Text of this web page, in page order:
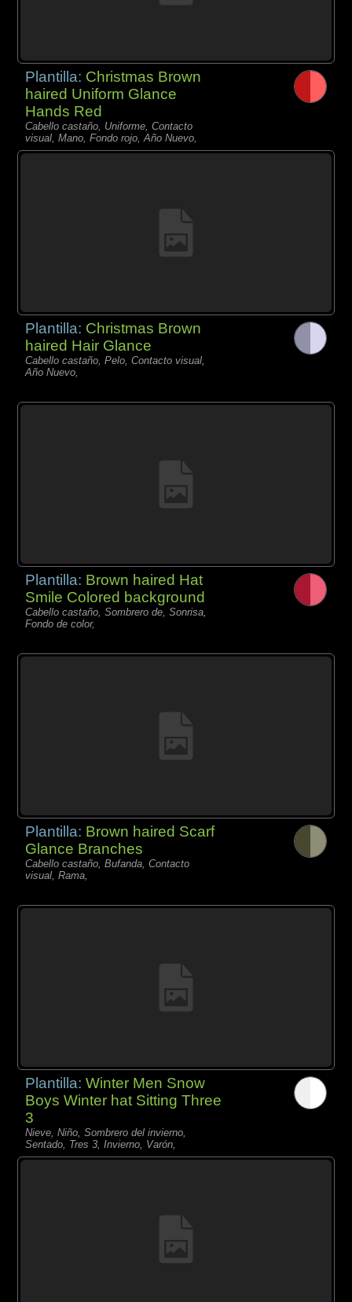
Plantilla: Christmas Brown
haired Uniform Glance
Hands Red
Cabello castaño, Uniforme, Contacto
visual, Mano, Fondo rojo, Año Nuevo,
Plantilla: Christmas Brown
haired Hair Glance
Cabello castaño, Pelo, Contacto visual,
Año Nuevo,
Plantilla: Brown haired Hat
Smile Colored background
Cabello castaño, Sombrero de, Sonrisa,
Fondo de color,
Plantilla: Brown haired Scarf
Glance Branches
Cabello castaño, Bufanda, Contacto
visual, Rama,
Plantilla:Winter Men Snow
Boys Winter hat Sitting Three
3
Nieve, Niño, Sombrero del invierno,
Sentado, Tres 3, Invierno, Varón,